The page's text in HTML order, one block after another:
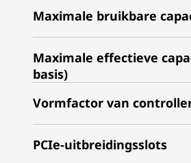
Maximale bruikbare
Maximale effectieve
basis)
Vormfactor van
PCIe-uitbreidingsslots